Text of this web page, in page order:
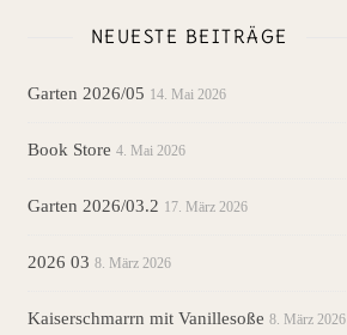
NEUESTE BEITRÄGE
Garten 2026/05 14. Mai 2026
Book Store 4. Mai 2026
Garten 2026/03.2 17. März 2026
2026 03 8. März 2026
Kaiserschmarrn mit Vanillesoße 8. März 2026